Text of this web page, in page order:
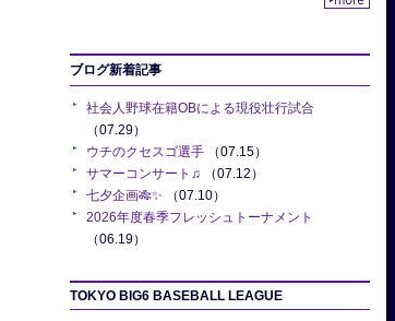
ブログ新着記事
社会人野球在籍OBによる現役壮行試合
（07.29）
ウチのクセスゴ選手 （07.15）
サマーコンサート♫ （07.12）
七夕企画🎋✨ （07.10）
2026年度春季フレッシュトーナメント
（06.19）
TOKYO BIG6 BASEBALL LEAGUE